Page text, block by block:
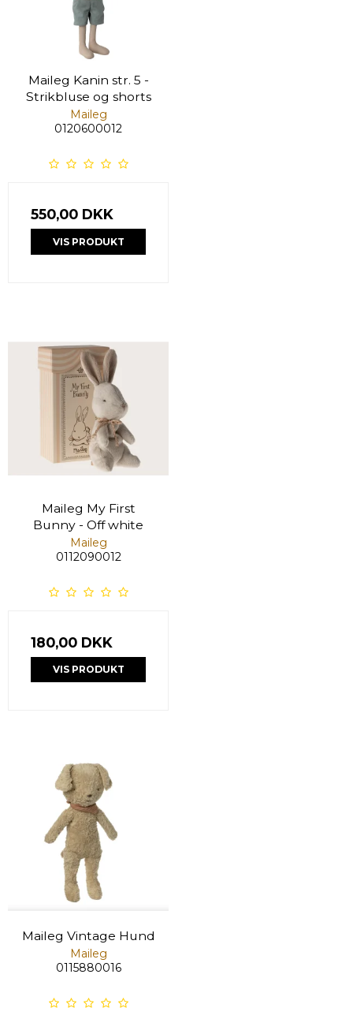
Maileg Kanin str. 5 -
Strikbluse og shorts
Maileg
0120600012
550,00 DKK
VIS PRODUKT
Maileg My First
Bunny - Off white
Maileg
0112090012
180,00 DKK
VIS PRODUKT
Maileg Vintage Hund
Maileg
0115880016